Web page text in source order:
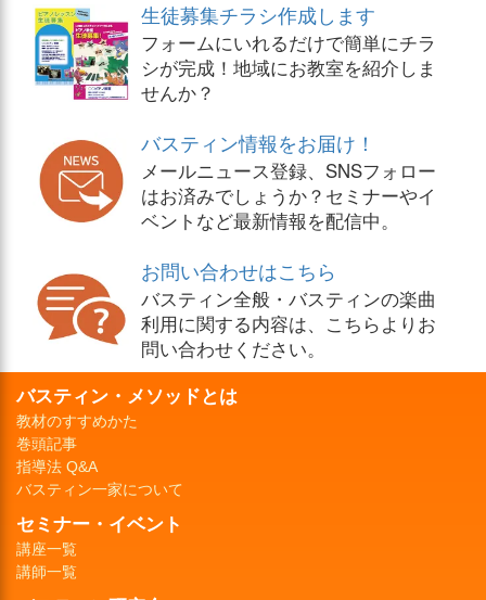
生徒募集チラシ作成します
フォームにいれるだけで簡単にチラ
シが完成！地域にお教室を紹介しま
せんか？
バスティン情報をお届け！
メールニュース登録、SNSフォロー
はお済みでしょうか？セミナーやイ
ベントなど最新情報を配信中。
お問い合わせはこちら
バスティン全般・バスティンの楽曲
利用に関する内容は、こちらよりお
問い合わせください。
バスティン・メソッドとは
教材のすすめかた
巻頭記事
指導法 Q&A
バスティン一家について
セミナー・イベント
講座一覧
講師一覧